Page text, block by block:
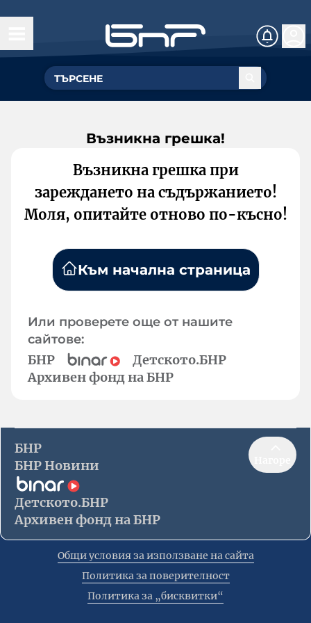
Възникна грешка!
Възникна грешка при
зареждането на съдържанието!
Моля, опитайте отново по-късно!
Към начална страница
Или проверете още от нашите
сайтове:
БНР
Детското.БНР
Архивен фонд на БНР
БНР
БНР Новини
Детското.БНР
Архивен фонд на БНР
Общи условия за използване на сайта
Политика за поверителност
Политика за „бисквитки“